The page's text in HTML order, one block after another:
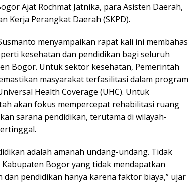
Ajat Rochmat Jatnika, para Asisten Daerah,
Kerja Perangkat Daerah (SKPD).
menyampaikan rapat kali ini membahas
kesehatan dan pendidikan bagi seluruh
Bogor. Untuk sektor kesehatan, Pemerintah
masyarakat terfasilitasi dalam program
Health Coverage (UHC). Untuk
akan fokus mempercepat rehabilitasi ruang
sarana pendidikan, terutama di wilayah-
adalah amanah undang-undang. Tidak
Bogor yang tidak mendapatkan
dan pendidikan hanya karena faktor biaya,” ujar